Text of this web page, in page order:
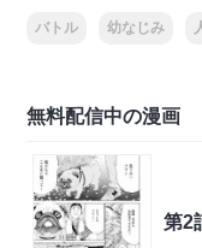
バトル 幼なじみ
無料配信中の漫画
第2